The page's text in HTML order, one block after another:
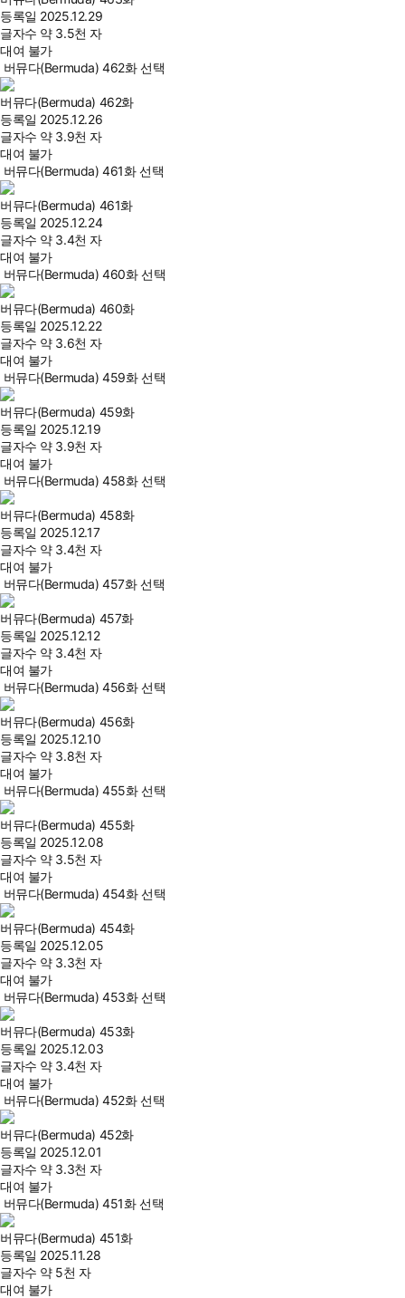
등록일 2025.12.29
글자수 약 3.5천 자
대여 불가
버뮤다(Bermuda) 462화 선택
버뮤다(Bermuda) 462화
등록일 2025.12.26
글자수 약 3.9천 자
대여 불가
버뮤다(Bermuda) 461화 선택
버뮤다(Bermuda) 461화
등록일 2025.12.24
글자수 약 3.4천 자
대여 불가
버뮤다(Bermuda) 460화 선택
버뮤다(Bermuda) 460화
등록일 2025.12.22
글자수 약 3.6천 자
대여 불가
버뮤다(Bermuda) 459화 선택
버뮤다(Bermuda) 459화
등록일 2025.12.19
글자수 약 3.9천 자
대여 불가
버뮤다(Bermuda) 458화 선택
버뮤다(Bermuda) 458화
등록일 2025.12.17
글자수 약 3.4천 자
대여 불가
버뮤다(Bermuda) 457화 선택
버뮤다(Bermuda) 457화
등록일 2025.12.12
글자수 약 3.4천 자
대여 불가
버뮤다(Bermuda) 456화 선택
버뮤다(Bermuda) 456화
등록일 2025.12.10
글자수 약 3.8천 자
대여 불가
버뮤다(Bermuda) 455화 선택
버뮤다(Bermuda) 455화
등록일 2025.12.08
글자수 약 3.5천 자
대여 불가
버뮤다(Bermuda) 454화 선택
버뮤다(Bermuda) 454화
등록일 2025.12.05
글자수 약 3.3천 자
대여 불가
버뮤다(Bermuda) 453화 선택
버뮤다(Bermuda) 453화
등록일 2025.12.03
글자수 약 3.4천 자
대여 불가
버뮤다(Bermuda) 452화 선택
버뮤다(Bermuda) 452화
등록일 2025.12.01
글자수 약 3.3천 자
대여 불가
버뮤다(Bermuda) 451화 선택
버뮤다(Bermuda) 451화
등록일 2025.11.28
글자수 약 5천 자
대여 불가